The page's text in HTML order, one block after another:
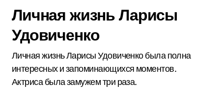
Личная жизнь Ларисы
Удовиченко
Личная жизнь Ларисы Удовиченко была полна
интересных и запоминающихся моментов.
Актриса была замужем три раза.